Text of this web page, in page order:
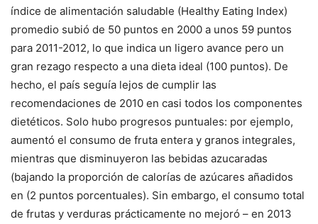
índice de alimentación saludable (Healthy Eating Index)
promedio subió de 50 puntos en 2000 a unos 59 puntos
para 2011-2012, lo que indica un ligero avance pero un
gran rezago respecto a una dieta ideal (100 puntos). De
hecho, el país seguía lejos de cumplir las
recomendaciones de 2010 en casi todos los componentes
dietéticos. Solo hubo progresos puntuales: por ejemplo,
aumentó el consumo de fruta entera y granos integrales,
mientras que disminuyeron las bebidas azucaradas
(bajando la proporción de calorías de azúcares añadidos
en (2 puntos porcentuales). Sin embargo, el consumo total
de frutas y verduras prácticamente no mejoró – en 2013